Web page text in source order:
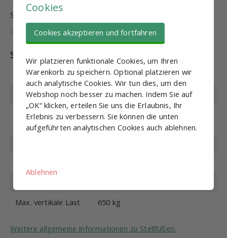
Sind diese Informationen nützlich und vollständig?
Spezifikationen
Artikel
SV10889
Gewinde
M8
Durchmesser des
Stellfuß
60 mm
Max. vertikale Last
650 kg
Weitere allgemeine Informationen zu Stellfüßen.
Cookies
Cookies akzeptieren und fortfahren
Wir platzieren funktionale Cookies, um Ihren
Warenkorb zu speichern. Optional platzieren wir
auch analytische Cookies. Wir tun dies, um den
Webshop noch besser zu machen. Indem Sie auf
„OK“ klicken, erteilen Sie uns die Erlaubnis, Ihr
Erlebnis zu verbessern. Sie können die unten
aufgeführten analytischen Cookies auch ablehnen.
Ablehnen